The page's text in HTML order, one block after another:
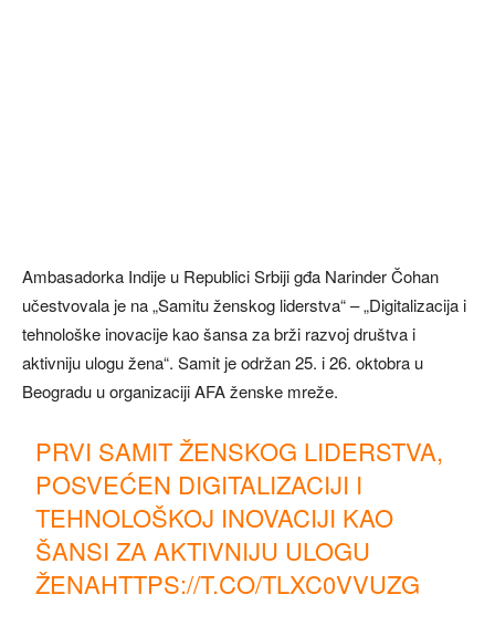
Ambasadorka Indije u Republici Srbiji gđa Narinder Čohan
učestvovala je na „Samitu ženskog liderstva“ – „Digitalizacija i
tehnološke inovacije kao šansa za brži razvoj društva i
aktivniju ulogu žena“. Samit je održan 25. i 26. oktobra u
Beogradu u organizaciji AFA ženske mreže.
PRVI SAMIT ŽENSKOG LIDERSTVA,
POSVEĆEN DIGITALIZACIJI I
TEHNOLOŠKOJ INOVACIJI KAO
ŠANSI ZA AKTIVNIJU ULOGU
ŽENAHTTPS://T.CO/TLXC0VVUZG